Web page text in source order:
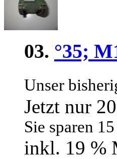
03. °35;
Unser
Jetzt nur
Sie sparen
inkl. 19 %